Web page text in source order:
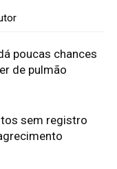
poucas chances
de pulmão
sem registro